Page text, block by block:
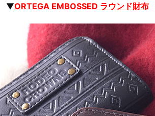
▼ORTEGA EMBOSSED ラウンド財布